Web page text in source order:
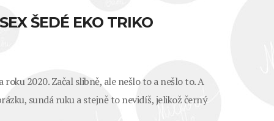
ŠEDÉ EKO TRIKO
2020. Začal slibně, ale nešlo to a nešlo to. A
sundá ruku a stejně to nevidíš, jelikož černý